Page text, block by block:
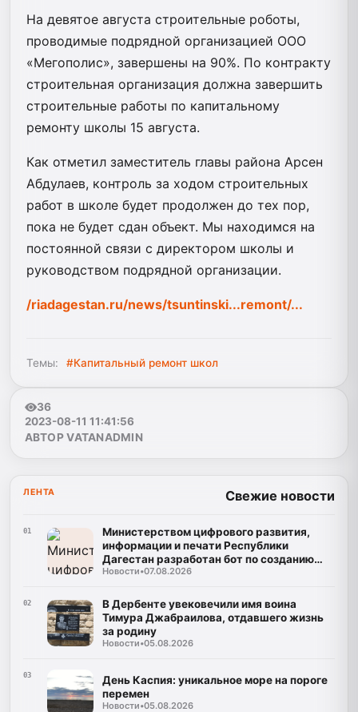
На девятое августа строительные роботы,
проводимые подрядной организацией ООО
«Мегополис», завершены на 90%. По контракту
строительная организация должна завершить
строительные работы по капитальному
ремонту школы 15 августа.
Как отметил заместитель главы района Арсен
Абдулаев, контроль за ходом строительных
работ в школе будет продолжен до тех пор,
пока не будет сдан объект. Мы находимся на
постоянной связи с директором школы и
руководством подрядной организации.
/riadagestan.ru/news/tsuntinski...remont/...
Темы: #Капитальный ремонт школ
36
2023-08-11 11:41:56
АВТОР VATANADMIN
ЛЕНТА Свежие новости
01
Министерством цифрового развития,
информации и печати Республики
Дагестан разработан бот по созданию
корпусов национальных языков народов
Новости•07.08.2026
02
В Дербенте увековечили имя воина
Тимура Джабраилова, отдавшего жизнь
за родину
Новости•05.08.2026
03
День Каспия: уникальное море на пороге
перемен
Новости•05.08.2026